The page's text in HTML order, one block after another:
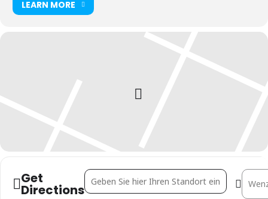
LEARN MORE
Get
Directions
Address - Alles Frank! []